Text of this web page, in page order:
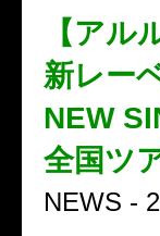
【アル
新レー
NEW
全国ツ
NEWS -